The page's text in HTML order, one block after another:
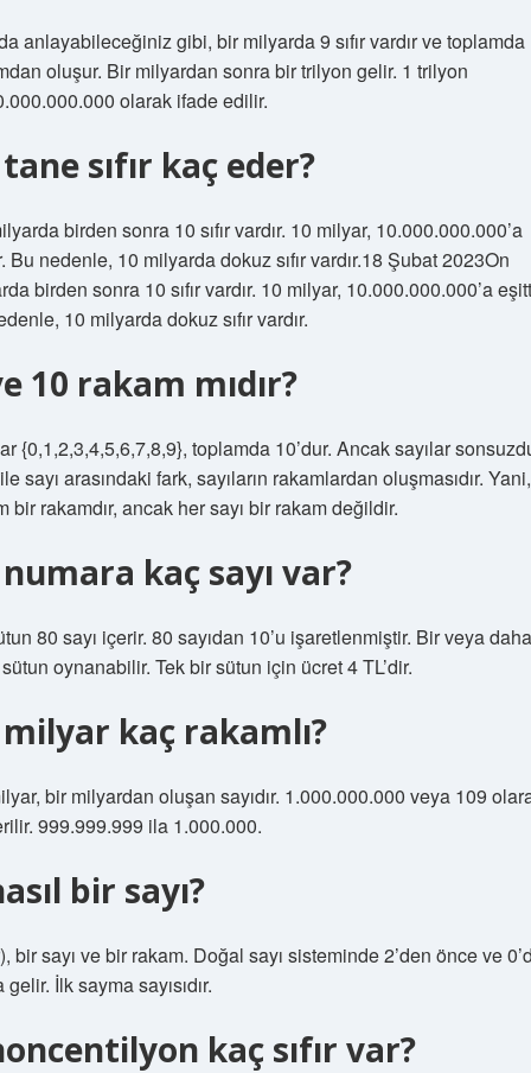
anlayabileceğiniz gibi, bir milyarda 9 sıfır vardır ve toplamda
oluşur. Bir milyardan sonra bir trilyon gelir. 1 trilyon
olarak ifade edilir.
sıfır kaç eder?
birden sonra 10 sıfır vardır. 10 milyar, 10.000.000.000’a
Bu nedenle, 10 milyarda dokuz sıfır vardır.18 Şubat 2023On
birden sonra 10 sıfır vardır. 10 milyar, 10.000.000.000’a
10 milyarda dokuz sıfır vardır.
10 rakam mıdır?
{0,1,2,3,4,5,6,7,8,9}, toplamda 10’dur. Ancak sayılar
sayı arasındaki fark, sayıların rakamlardan oluşmasıdır.
bir rakamdır, ancak her sayı bir rakam değildir.
kaç sayı var?
80 sayı içerir. 80 sayıdan 10’u işaretlenmiştir. Bir veya
oynanabilir. Tek bir sütun için ücret 4 TL’dir.
kaç rakamlı?
bir milyardan oluşan sayıdır. 1.000.000.000 veya 109
999.999.999 ila 1.000.000.
bir sayı?
bir sayı ve bir rakam. Doğal sayı sisteminde 2’den önce ve
gelir. İlk sayma sayısıdır.
kaç sıfır var?